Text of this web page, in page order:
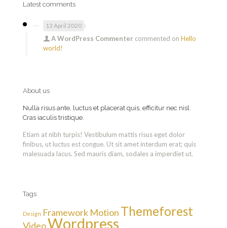
Latest comments
13 April 2020
A WordPress Commenter commented on Hello
world!
About us
Nulla risus ante, luctus et placerat quis, efficitur nec nisl.
Cras iaculis tristique.
Etiam at nibh turpis! Vestibulum mattis risus eget dolor
finibus, ut luctus est congue. Ut sit amet interdum erat; quis
malesuada lacus. Sed mauris diam, sodales a imperdiet ut.
Tags
Design Framework Motion Themeforest
VideoWordpress